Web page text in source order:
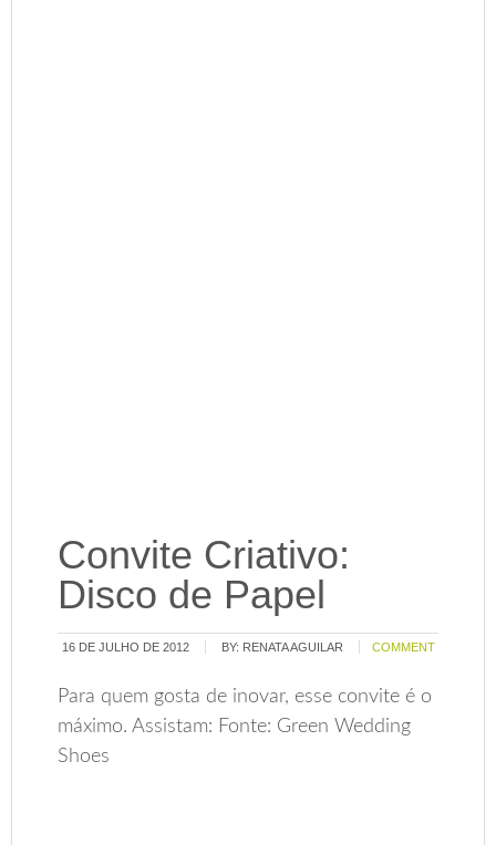
Convite Criativo:
Disco de Papel
16 DE JULHO DE 2012 BY: RENATA AGUILAR COMMENT
Para quem gosta de inovar, esse convite é o
máximo. Assistam: Fonte: Green Wedding
Shoes